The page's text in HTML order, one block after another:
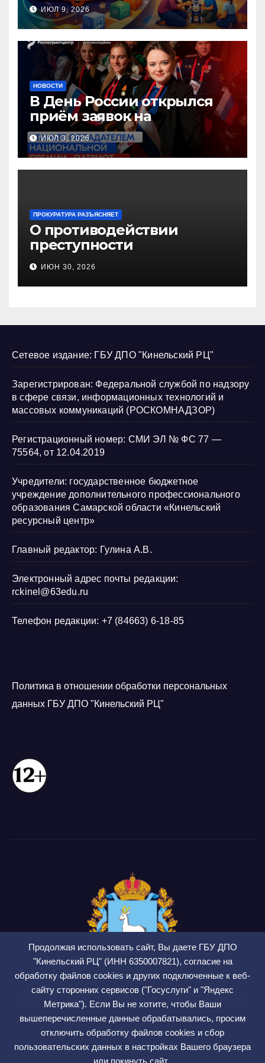
Продолжая использовать сайт, Вы даете ГБУ ДПО
"Кинельский РЦ" (ИНН 6350007821), согласие на
обработку файлов cookies и других подключенные к веб-
сайту сторонних сервисов ("Госуслуги" и "Яндекс
Метрика"). Если Вы не хотите, чтобы Ваши
вышеперечисленные данные обрабатывались, просим
отключить обработку файлов cookies и сбор
пользовательских данных в настройках Вашего браузера
педагогов дошкольного
образования!
ИЮЛ 9, 2026
НОВОСТИ
В День России открылся
приём заявок на
Национальную премию
«Патриот»
ИЮЛ 3, 2026
ПРОКУРАТУРА РАЗЪЯСНЯЕТ
О противодействии
преступности
несовершеннолетних и
нарушению их прав
ИЮН 30, 2026
Сетевое издание: ГБУ ДПО "Кинельский РЦ"
Зарегистрирован: Федеральной службой по надзору
в сфере связи, информационных технологий и
массовых коммуникаций (РОСКОМНАДЗОР)
Регистрационный номер: СМИ ЭЛ № ФС 77 —
75564, от 12.04.2019
Учредители: государственное бюджетное
учреждение дополнительного профессионального
образования Самарской области «Кинельский
ресурсный центр»
Главный редактор: Гулина А.В.
Электронный адрес почты редакции:
rckinel@63edu.ru
Телефон редакции: +7 (84663) 6-18-85
Политика в отношении обработки персональных
данных ГБУ ДПО "Кинельский РЦ"
ГБУ ДПО Кинельский
РЦ
СМИ ЭЛ № ФС 77 — 75564